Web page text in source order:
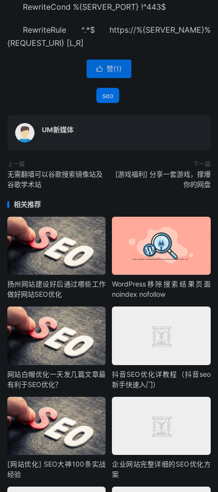
RewriteCond %{SERVER_PORT} !^443$
RewriteRule ^.*$ https://%{SERVER_NAME}%
{REQUEST_URI} [L,R]
 赞(1)
seo
UM新媒体
上一篇
无需翻墙可以谷歌搜索镜像站及
谷歌学术站
下一篇
[游戏福利] 分享一套游戏，撑爆
你的网盘
相关推荐
扬州网站建设好后通过哪些工作
做好网站SEO优化
WordPress移除搜索结果页面
noindex nofollow
网站白帽优化一天发几篇文章最
有利于SEO优化？
抖音SEO优化详教程（抖音seo
新手快速入门）
[网站优化] SEO大神100条实战
经验
企业网站完整详细的SEO优化方
案